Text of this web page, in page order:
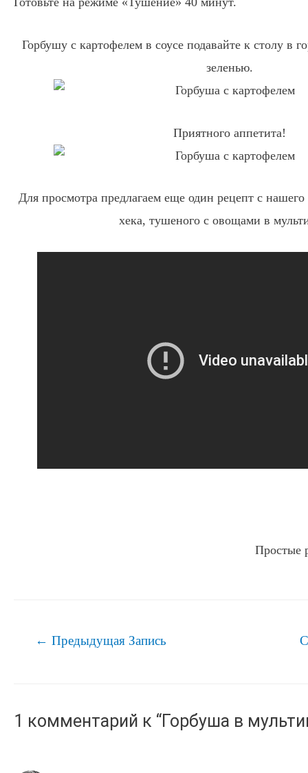
Горбушу с картофелем в соусе подавайте к столу в
зеленью.
Приятного аппетита!
Для просмотра предлагаем еще один рецепт с
хека, тушеного с овощами в
Простые
Навигация
← Предыдущая Запись
1 комментарий к “Горбуша в